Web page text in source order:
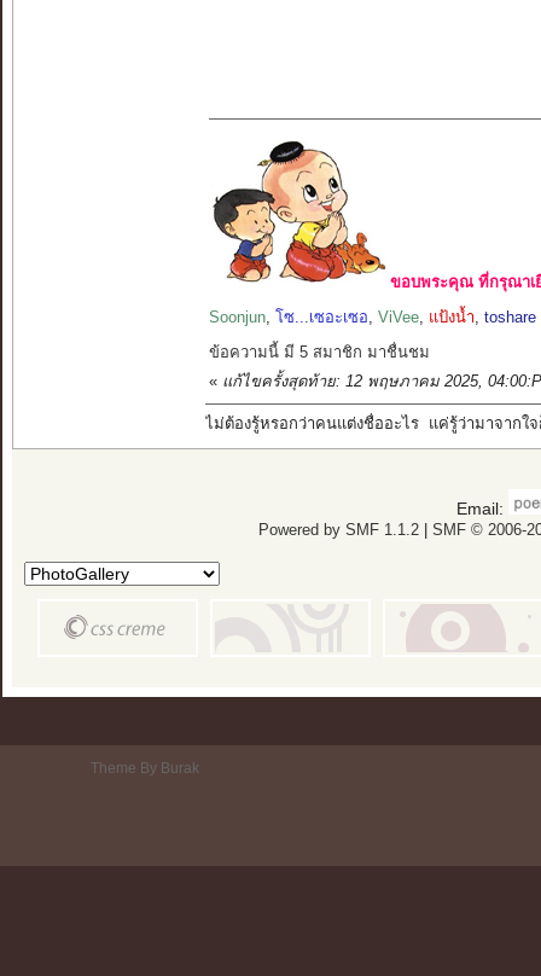
ขอบพระคุณ ที่กรุณาเ
Soonjun, โซ...เซอะเซอ ViVee, แป้งน้ำ toshare
ข้อความนี้ มี 5 สมาชิก มาชื่นชม
« แก้ไขครั้งสุดท้าย: 12 พฤษภาคม 2025,
ไม่ต้องรู้หรอกว่าคนแต่งชื่ออะไร แค่รู้ว่ามาจากใ
Email:
Powered by SMF 1.1.2| SMF © 2006-
Theme By Burak